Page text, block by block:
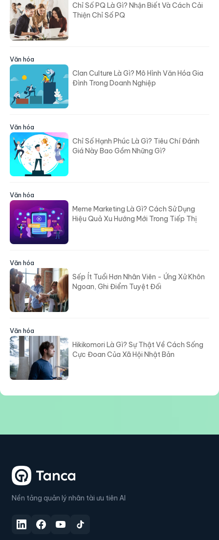
Chỉ Số PQ Là Gì? Nhận Biết Và Cách Cải
Thiện Chỉ Số PQ
Văn hóa
Clan Culture Là Gì? Mô Hình Văn Hóa Gia
Đình Trong Doanh Nghiệp
Văn hóa
Chỉ Số Hạnh Phúc Là Gì? Tiêu Chí Đánh
Giá Này Bao Gồm Những Gì?
Văn hóa
Meme Marketing Là Gì? Cách Sử Dụng
Hiệu Quả Xu Hướng Mới Trong Tiếp Thị
Văn hóa
Sếp Ít Tuổi Hơn Nhân Viên - Ứng Xử Khôn
Ngoan, Ghi Điểm Tuyệt Đối
Văn hóa
Hikikomori Là Gì? Sự Thật Về Cách Sống
Cực Đoan Của Xã Hội Nhật Bản
Nền tảng quản lý nhân tài ưu tiên AI